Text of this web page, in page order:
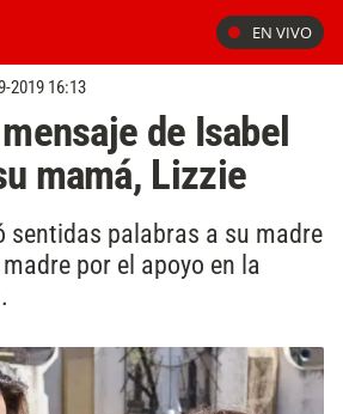
EN VIVO
2019 16:13
de Isabel
mamá, Lizzie
sentidas palabras a su madre
por el apoyo en la